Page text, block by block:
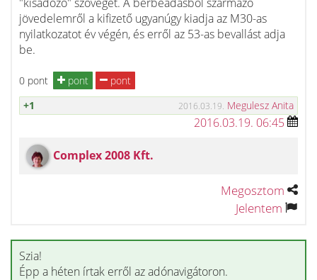
jövedelemről a kifizető ugyanúgy kiadja az M30-as
nyilatkozatot év végén, és erről az 53-as bevallást adja
be.
0 pont pont
pont
+1
2016.03.19. Megulesz Anita
2016.03.19. 06:45
Complex 2008 Kft.
Megosztom
Jelentem
Szia!
Épp a héten írtak erről az adónavigátoron.